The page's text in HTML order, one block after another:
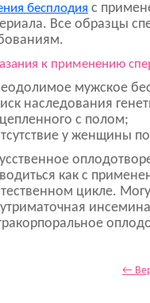
бесплодия с
Все образцы
к применению
мужское
наследования
с полом;
у женщины
как с
цикле.
←